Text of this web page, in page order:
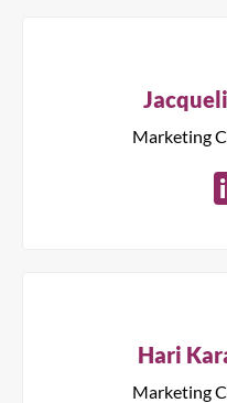
Marketing
Hari
Marketing